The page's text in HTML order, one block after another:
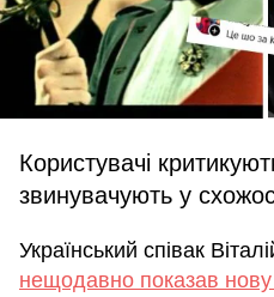
Користувачі
звинувачують у
Український співак
нещодавно показав